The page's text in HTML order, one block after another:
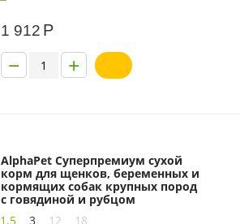
1 912 Р
+
−
AlphaPet Суперпремиум сухой
корм для щенков, беременных и
кормящих собак крупных пород
с говядиной и рубцом
1,5
3 12 18